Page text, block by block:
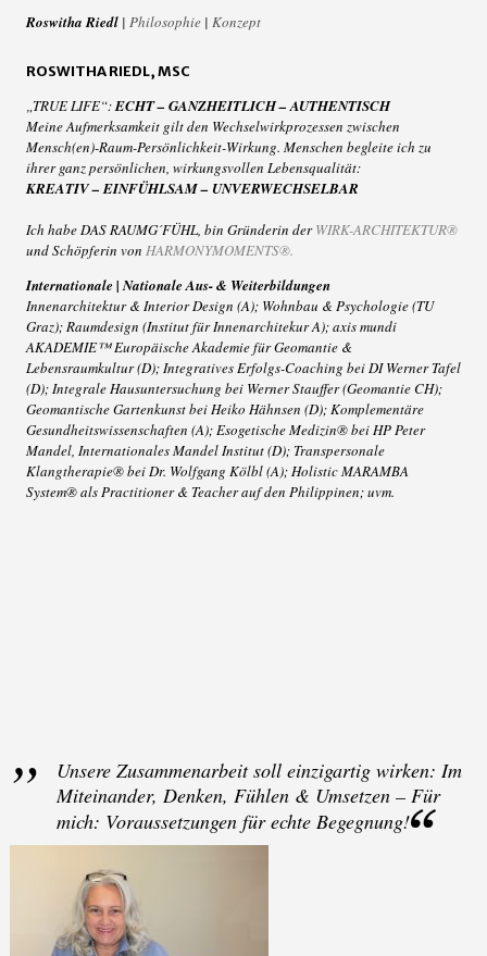
Roswitha Riedl| Philosophie| Konzept
ROSWITHA RIEDL, MSC
„TRUE LIFE“:ECHT – GANZHEITLICH – AUTHENTISCH
Meine Aufmerksamkeit gilt den Wechselwirkprozessen zwischen
Mensch(en)-Raum-Persönlichkeit-Wirkung. Menschen begleite ich zu
ihrer ganz persönlichen, wirkungsvollen Lebensqualität:
KREATIV – EINFÜHLSAM – UNVERWECHSELBAR
Ich habe DAS RAUMG´FÜHL, bin Gründerin derWIRK-ARCHITEKTUR®
und Schöpferin von HARMONYMOMENTS®.
Internationale | Nationale Aus- & Weiterbildungen
Innenarchitektur & Interior Design (A); Wohnbau & Psychologie (TU
Graz); Raumdesign (Institut für Innenarchitekur A); axis mundi
AKADEMIE™ Europäische Akademie für Geomantie &
Lebensraumkultur (D); Integratives Erfolgs-Coaching bei DI Werner Tafel
(D); Integrale Hausuntersuchung bei Werner Stauffer (Geomantie CH);
Geomantische Gartenkunst bei Heiko Hähnsen (D); Komplementäre
Gesundheitswissenschaften (A); Esogetische Medizin® bei HP Peter
Mandel, Internationales Mandel Institut (D); Transpersonale
Klangtherapie® bei Dr. Wolfgang Kölbl (A); Holistic MARAMBA
System® als Practitioner & Teacher auf den Philippinen; uvm.
„
Unsere Zusammenarbeit soll einzigartig wirken: Im
Miteinander, Denken, Fühlen & Umsetzen – Für
mich: Voraussetzungen für echte Begegnung!